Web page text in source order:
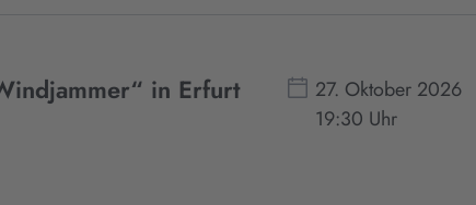
in Erfurt
27. Oktober 2026
19:30 Uhr